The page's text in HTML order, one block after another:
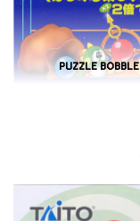
PUZZLE BOBBLE